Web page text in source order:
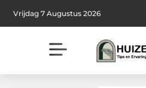
Vrijdag 7 Augustus 2026